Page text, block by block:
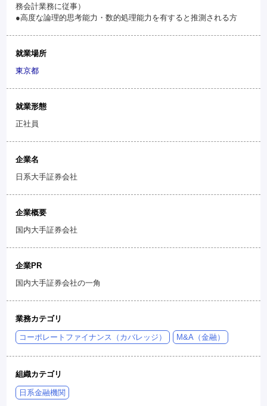
務会計業務に従事）
●高度な論理的思考能力・数的処理能力を有すると推測される方
就業場所
東京都
就業形態
正社員
企業名
日系大手証券会社
企業概要
国内大手証券会社
企業PR
国内大手証券会社の一角
業務カテゴリ
コーポレートファイナンス（カバレッジ） M&A（金融）
組織カテゴリ
日系金融機関